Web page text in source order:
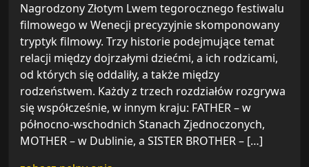
Nagrodzony Złotym Lwem tegorocznego festiwalu
filmowego w Wenecji precyzyjnie skomponowany
tryptyk filmowy. Trzy historie podejmujące temat
relacji między dojrzałymi dziećmi, a ich rodzicami,
od których się oddaliły, a także między
rodzeństwem. Każdy z trzech rozdziałów rozgrywa
się współcześnie, w innym kraju: FATHER – w
północno-wschodnich Stanach Zjednoczonych,
MOTHER – w Dublinie, a SISTER BROTHER – […]